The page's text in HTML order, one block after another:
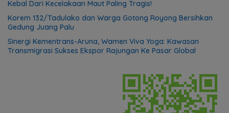
Kebal Dari Kecelakaan Maut Paling Tragis!
Korem 132/Tadulako dan Warga Gotong Royong Bersihkan
Gedung Juang Palu
Sinergi Kementrans-Aruna, Wamen Viva Yoga: Kawasan
Transmigrasi Sukses Ekspor Rajungan Ke Pasar Global